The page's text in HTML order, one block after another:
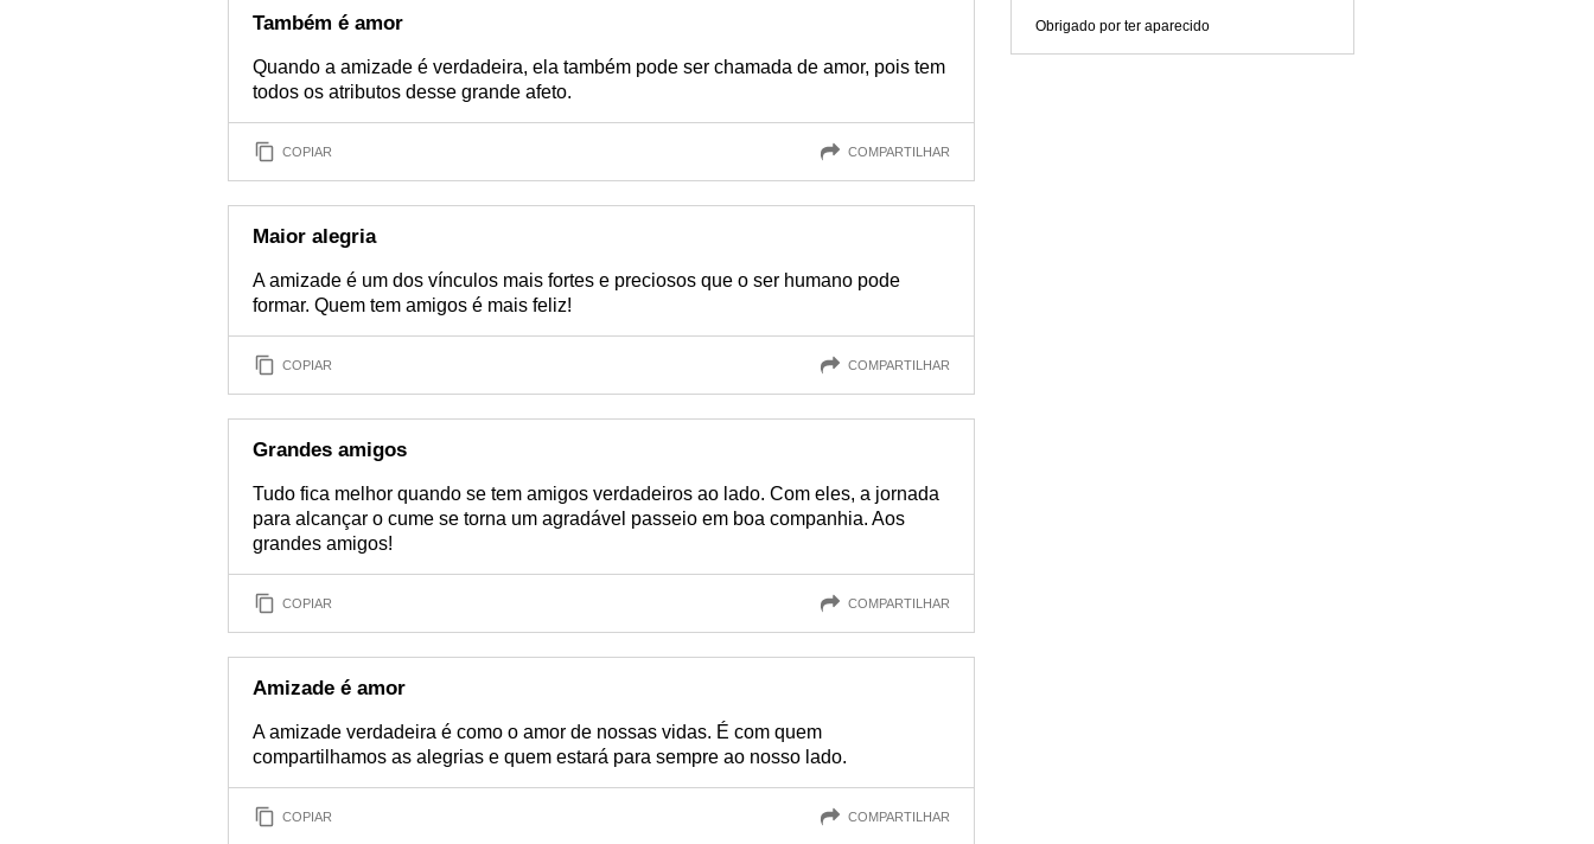
Também é amor
Quando a amizade é verdadeira, ela também pode ser chamada de amor, pois tem
todos os atributos desse grande afeto.
COPIAR COMPARTILHAR
Maior alegria
A amizade é um dos vínculos mais fortes e preciosos que o ser humano pode
formar. Quem tem amigos é mais feliz!
COPIAR COMPARTILHAR
Grandes amigos
Tudo fica melhor quando se tem amigos verdadeiros ao lado. Com eles, a jornada
para alcançar o cume se torna um agradável passeio em boa companhia. Aos
grandes amigos!
COPIAR COMPARTILHAR
Amizade é amor
A amizade verdadeira é como o amor de nossas vidas. É com quem
compartilhamos as alegrias e quem estará para sempre ao nosso lado.
COPIAR COMPARTILHAR
Obrigado por ter aparecido